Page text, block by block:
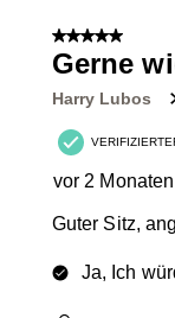
5 von 5 Sternen.
Gerne
Harry Lubos
vor 2 Monaten
Guter Sitz,
Ja, Ich